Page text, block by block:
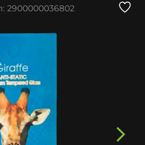
2900000036802